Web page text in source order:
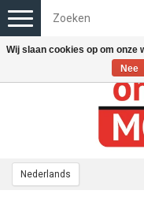
Nederlands
Toggle
navigation
Wij slaan cookies op om onze
Nee